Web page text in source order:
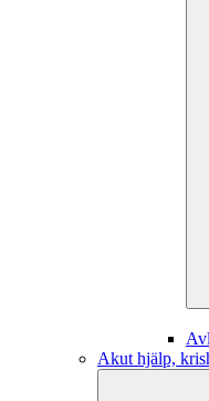
Akut hjälp,